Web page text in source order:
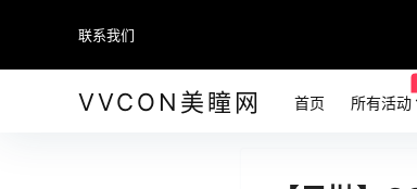
联系我们
VVCON美瞳网 首页 所有活动